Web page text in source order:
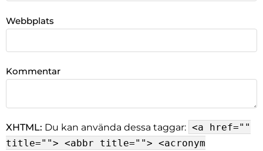
Webbplats
Kommentar
XHTML: Du kan använda dessa taggar: <a href=""
title=""> <abbr title=""> <acronym